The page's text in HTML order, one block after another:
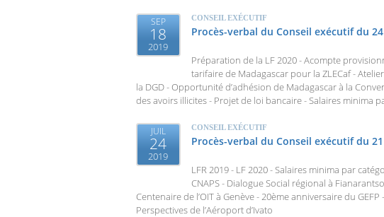
SEP
18
2019
CONSEIL EXÉCUTIF
Procès-verbal du Conseil exécutif du
Préparation de la LF 2020 - Acompte
tarifaire de Madagascar pour la ZLECaf -
la DGD - Opportunité d’adhésion de Madagascar à la
des avoirs illicites - Projet de loi bancaire - Salaires minima
JUIL
24
2019
CONSEIL EXÉCUTIF
Procès-verbal du Conseil exécutif du
LFR 2019 - LF 2020 - Salaires minima par
CNAPS - Dialogue Social régional à
Centenaire de l’OIT à Genève - 20ème anniversaire du
Perspectives de l’Aéroport d’Ivato